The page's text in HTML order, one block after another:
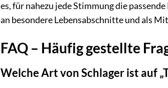
es, für nahezu jede Stimmung die
an besondere Lebensabschnitte und als
FAQ – Häufig gestellte
Welche Art von Schlager ist auf